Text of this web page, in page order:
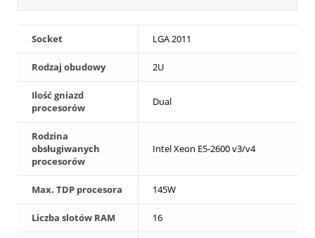
Socket LGA 2011
Rodzaj obudowy 2U
Ilość gniazd
procesorów
Dual
Rodzina
obsługiwanych
procesorów
Intel Xeon E5-2600 v3/v4
Max. TDP procesora 145W
Liczba slotów RAM 16